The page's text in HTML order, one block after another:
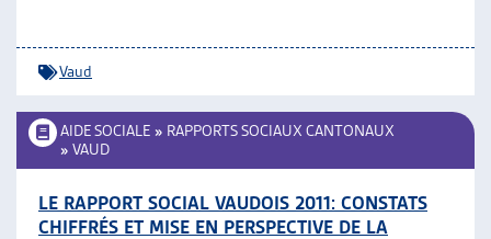
Vaud
AIDE SOCIALE » RAPPORTS SOCIAUX CANTONAUX
» VAUD
LE RAPPORT SOCIAL VAUDOIS 2011: CONSTATS
CHIFFRÉS ET MISE EN PERSPECTIVE DE LA